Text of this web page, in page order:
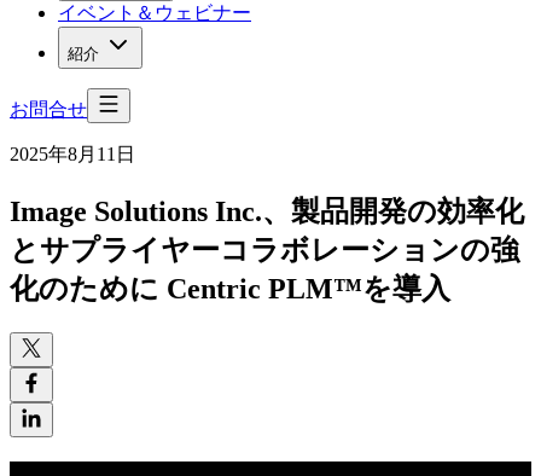
イベント＆ウェビナー
紹介
お問合せ
2025年8月11日
Image Solutions Inc.、 製品開発の効率化
と サプライヤーコラボレーションの強
化のために Centric PLM™を導入